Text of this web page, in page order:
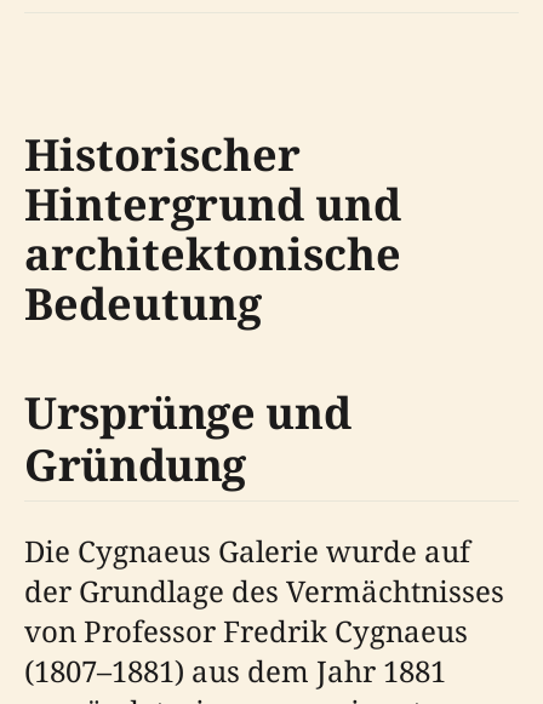
Historischer
Hintergrund und
architektonische
Bedeutung
Ursprünge und
Gründung
Die Cygnaeus Galerie wurde auf
der Grundlage des Vermächtnisses
von Professor Fredrik Cygnaeus
(1807–1881) aus dem Jahr 1881